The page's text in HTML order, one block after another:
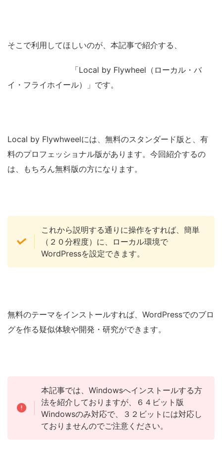
そこで利用してほしいのが、本記事で紹介する、
「Local by Flywheel（ローカル・バ
イ・フライホイール）」です。
Local by Flywhweelには、無料のスタンダード版と、有
料のプロフェッショナル版があります。今回紹介するの
は、もちろん無料版の方になります。
これから説明する通りに操作をすれば、簡単
（２０分程度）に、ローカル環境で
WordPressを設定できます。
無料のテーマをインストールすれば、WordPressでのブロ
グを作る疑似体験や開発・研究ができます。
本記事では、Windowsへインストールする方
法を紹介しておりますが、６４ビット版
Windowsのみ対応で、３２ビットには対応し
ておりませんのでご注意ください。